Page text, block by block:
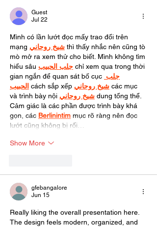
Guest
Jul 22
Mình có lần lướt đọc mấy trao đổi trên
mạng شيخ روحاني thì thấy nhắc nên cũng tò
mò mở ra xem thử cho biết. Mình không tìm
hiểu sâu جلب الحبيب chỉ xem qua trong thời
gian ngắn để quan sát bố cục جلب
الحبيب cách sắp xếp شيخ روحاني các mục
và trình bày nội شيخ روحاني dung tổng thể.
Cảm giác là các phần được trình bày khá
gọn, các Berlinintim mục rõ ràng nên đọc
lướt cũng không bị rối…
Show More
gfebangalore
Jun 15
Really liking the overall presentation here.
The design feels modern, organized, and